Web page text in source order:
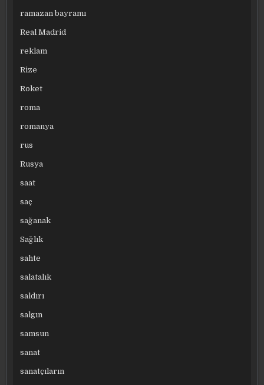
ramazan bayramı
Real Madrid
reklam
Rize
Roket
roma
romanya
rus
Rusya
saat
saç
sağanak
Sağlık
sahte
salatalık
saldırı
salgın
samsun
sanat
sanatçıların